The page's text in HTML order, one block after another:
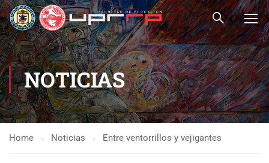
NOTICIAS
Home Noticias Entre ventorrillos y vejigantes